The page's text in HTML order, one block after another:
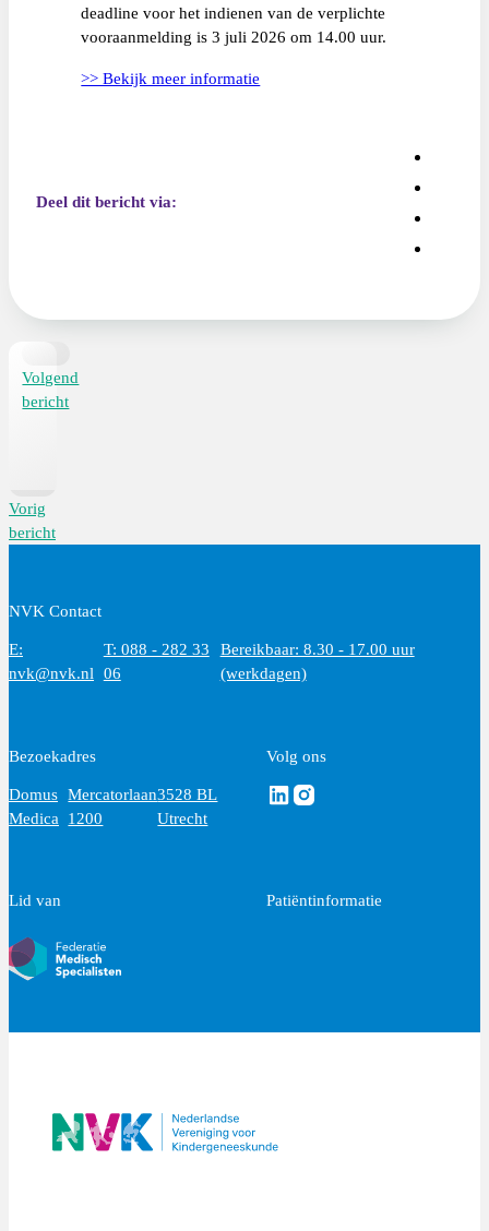
deadline voor het indienen van de verplichte
vooraanmelding is 3 juli 2026 om 14.00 uur.
>> Bekijk meer informatie
Deel dit bericht via:
Vorig
bericht
Volgend
bericht
NVK Contact
E:
nvk@nvk.nl
T: 088 - 282 33
06
Bereikbaar: 8.30 - 17.00 uur
(werkdagen)
Bezoekadres
Domus
Medica
Mercatorlaan
1200
3528 BL
Utrecht
Volg ons
Volg ons via Linkedin
Volg ons via Instagram
Lid van Patiëntinformatie